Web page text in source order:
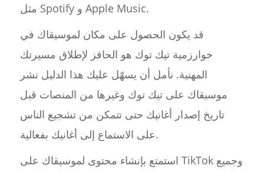
مثل Spotify و Apple Music.
قد يكون الحصول على مكان لموسيقاك في
خوارزمية تيك توك هو الحافز لإطلاق مسيرتك
المهنية. نأمل أن يسهّل عليك هذا الدليل نشر
موسيقاك على تيك توك وغيرها من المنصات قبل
تاريخ إصدار أغانيك حتى تتمكن من تشجيع الناس
على الاستماع إلى أغانيك بفعالية.
استمتع بإنشاء محتوى لموسيقاك على TikTok وجميع